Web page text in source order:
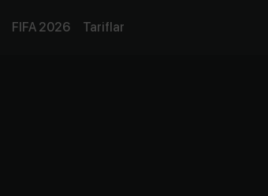
FIFA 2026 Tariflar